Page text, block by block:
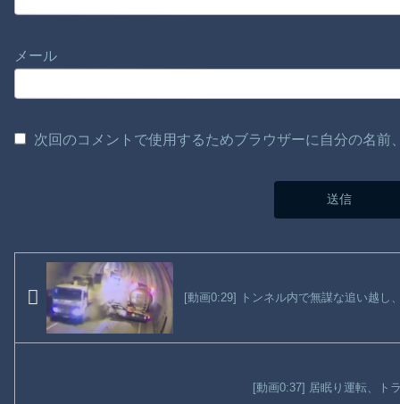
メール
次回のコメントで使用するためブラウザーに自分の名
[動画0:29] トンネル内で無謀な追い越し
[動画0:37] 居眠り運転、ト